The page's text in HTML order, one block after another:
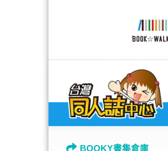
BOOKY書集倉庫